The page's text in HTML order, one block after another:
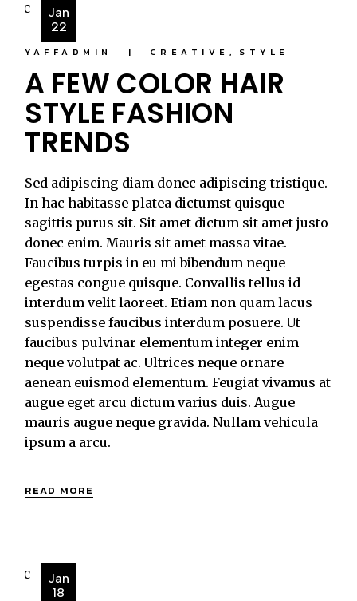
Jan
22
YAFFADMIN CREATIVE STYLE
A FEW COLOR HAIR
STYLE FASHION
TRENDS
Sed adipiscing diam donec adipiscing tristique.
In hac habitasse platea dictumst quisque
sagittis purus sit. Sit amet dictum sit amet justo
donec enim. Mauris sit amet massa vitae.
Faucibus turpis in eu mi bibendum neque
egestas congue quisque. Convallis tellus id
interdum velit laoreet. Etiam non quam lacus
suspendisse faucibus interdum posuere. Ut
faucibus pulvinar elementum integer enim
neque volutpat ac. Ultrices neque ornare
aenean euismod elementum. Feugiat vivamus at
augue eget arcu dictum varius duis. Augue
mauris augue neque gravida. Nullam vehicula
ipsum a arcu.
READ MORE
Jan
18